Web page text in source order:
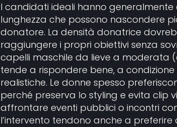
I candidati ideali hanno
lunghezza che possono nascondere
donatore. La densità donatrice
raggiungere i propri obiettivi senza
capelli maschile da lieve a moderata
tende a rispondere bene, a
realistiche. Le donne spesso
perché preserva lo styling e evita clip
affrontare eventi pubblici o incontri
l’intervento tendono anche a